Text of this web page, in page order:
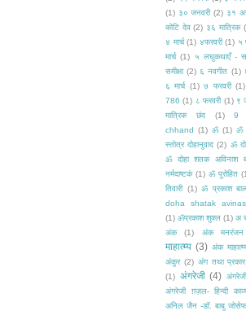
(1) ३० जनवरी (2) ३१
कोटि देव (2) ३६ मात्रिक
४ मार्च (1) ४फरवरी (1) ५
मार्च (1) ५ लघुकथाएँ -
समीक्षा (2) ६ नवगीत (1)
६ मार्च (1) ७ फरवरी (1)
786 (1) ८ फरवरी (1) ९
मात्रिक छंद
(1)
9
chhand (1) ॐ (1) ॐ
स्तोत्र दोहानुवाद (2) ॐ
ॐ दोहा शतक अविनाश
नर्मदाष्टकं (1) ॐ पुरोहित
तिवारी (1) ॐ प्रकाश
doha shatak
(1) ॐप्रकाश शुक्ल (1) अ
अंक
(1) अंक मनरंजन
माहात्म्य (3) अंक
अंकुर (2) अंग तथा प्रकार
(1) अंगरेजी (4)
अंगरेजी ग़ज़ल- हिन्दी
अनिल जैन -डॉ. बाबु जोसेफ